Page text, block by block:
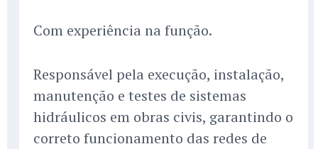
Com experiência na função.
Responsável pela execução, instalação,
manutenção e testes de sistemas
hidráulicos em obras civis, garantindo o
correto funcionamento das redes de